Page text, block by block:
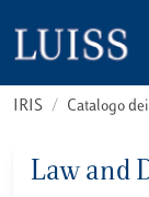
IRIS Catalogo
Law and